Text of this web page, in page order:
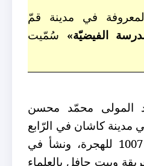
في مدينة قمّ
الفيضيّة» سُمّيت
المولى محمّد محسن
مدينة كاشان في الرّابع
من شهر صفر عام 1007 للهجرة، ونشأ في
وبيتٍ حافلٍ بالعلماء